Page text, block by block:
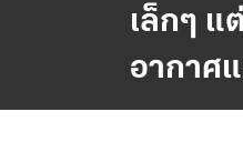
เล็กๆ แ
อากาศ